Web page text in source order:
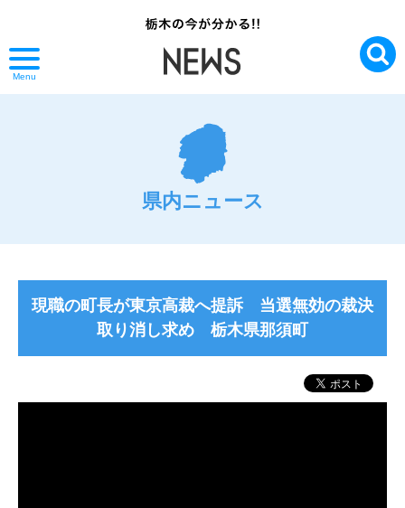
Menu
県内ニュース
現職の町長が東京高裁へ提訴 当選無効の裁決
取り消し求め 栃木県那須町